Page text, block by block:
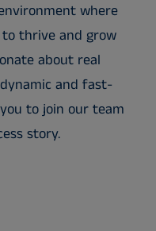
where
thrive and grow
about real
and fast-
to join our team
story.